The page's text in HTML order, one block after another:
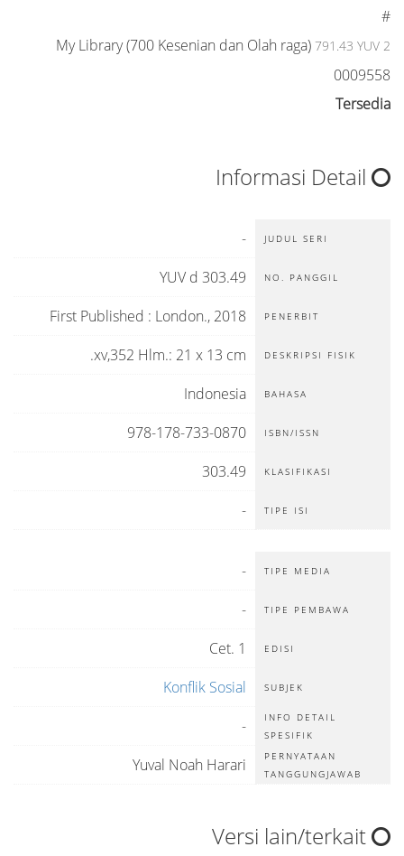
#
My Library (700 Kesenian dan Olah raga) 791.43 YUV 2
0009558
Tersedia
JUDUL SERI
-
NO. PANGGIL
303.49 YUV d
PENERBIT
First Published : London., 2018
DESKRIPSI FISIK
xv,352 Hlm.: 21 x 13 cm.
BAHASA
Indonesia
ISBN/ISSN
978-178-733-0870
KLASIFIKASI
303.49
TIPE ISI
-
TIPE MEDIA
-
TIPE PEMBAWA
-
EDISI
Cet. 1
SUBJEK
Konflik Sosial
INFO DETAIL
SPESIFIK
-
PERNYATAAN
TANGGUNGJAWAB
Yuval Noah Harari